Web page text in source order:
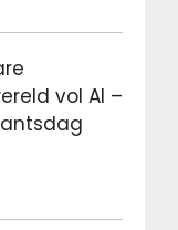
vol AI –